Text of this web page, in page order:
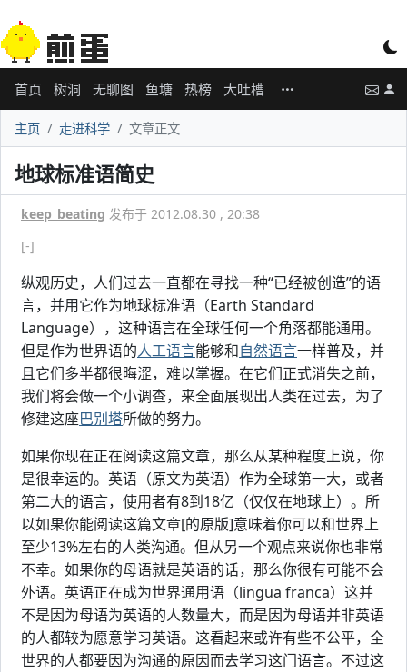
首页 树洞 无聊图 鱼塘 热榜 大吐槽
主页 走进科学 文章正文
地球标准语简史
keep_beating 发布于 2012.08.30 , 20:38
[-]
纵观历史，人们过去一直都在寻找一种“已经被创造”的语
言，并用它作为地球标准语（Earth Standard
Language），这种语言在全球任何一个角落都能通用。
但是作为世界语的人工语言能够和自然语言一样普及，并
且它们多半都很晦涩，难以掌握。在它们正式消失之前，
我们将会做一个小调查，来全面展现出人类在过去，为了
修建这座巴别塔所做的努力。
如果你现在正在阅读这篇文章，那么从某种程度上说，你
是很幸运的。英语（原文为英语）作为全球第一大，或者
第二大的语言，使用者有8到18亿（仅仅在地球上）。所
以如果你能阅读这篇文章[的原版]意味着你可以和世界上
至少13%左右的人类沟通。但从另一个观点来说你也非常
不幸。如果你的母语就是英语的话，那么你很有可能不会
外语。英语正在成为世界通用语（lingua franca）这并
不是因为母语为英语的人数量大，而是因为母语并非英语
的人都较为愿意学习英语。这看起来或许有些不公平，全
世界的人都要因为沟通的原因而去学习这门语言。不过这